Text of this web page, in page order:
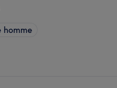
homme